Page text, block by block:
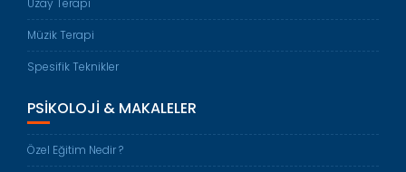
Uzay Terapi
Müzik Terapi
Spesifik Teknikler
PSIKOLOJI & MAKALELER
Özel Eğitim Nedir ?